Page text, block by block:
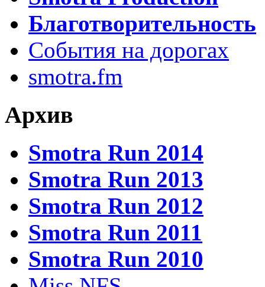
Благотворительность
События на дорогах
smotra.fm
Архив
Smotra Run 2014
Smotra Run 2013
Smotra Run 2012
Smotra Run 2011
Smotra Run 2010